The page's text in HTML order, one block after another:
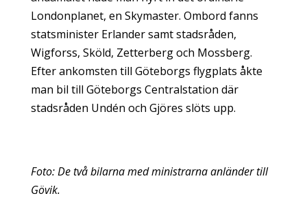
Londonplanet, en Skymaster. Ombord fanns
statsminister Erlander samt stadsråden,
Wigforss, Sköld, Zetterberg och Mossberg.
Efter ankomsten till Göteborgs flygplats åkte
man bil till Göteborgs Centralstation där
stadsråden Undén och Gjöres slöts upp.
Foto: De två bilarna med ministrarna anländer till
Gövik.